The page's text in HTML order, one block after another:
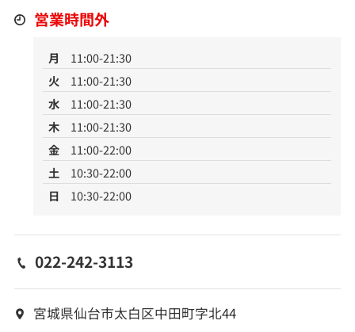
営業時間外
月
11:00-21:30
火
11:00-21:30
水
11:00-21:30
木
11:00-21:30
金
11:00-22:00
土
10:30-22:00
日
10:30-22:00
022-242-3113
宮城県仙台市太白区中田町字北44